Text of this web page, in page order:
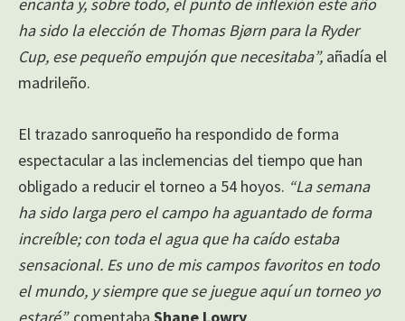
ha sido la elección de Thomas Bjørn para la Ryder
Cup, ese pequeño empujón que necesitaba”, añadía el
madrileño.
El trazado sanroqueño ha respondido de forma
espectacular a las inclemencias del tiempo que han
obligado a reducir el torneo a 54 hoyos. “La semana
ha sido larga pero el campo ha aguantado de forma
increíble; con toda el agua que ha caído estaba
sensacional. Es uno de mis campos favoritos en todo
el mundo, y siempre que se juegue aquí un torneo yo
estaré”, comentaba Shane Lowry